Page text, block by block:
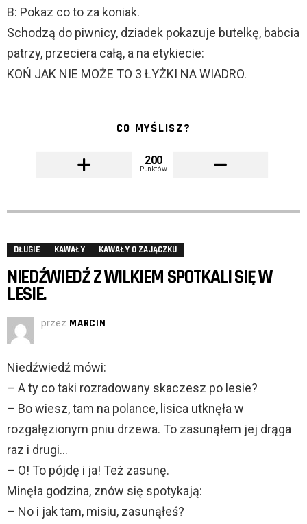
B: Pokaz co to za koniak.
Schodzą do piwnicy, dziadek pokazuje butelkę, babcia
patrzy, przeciera całą, a na etykiecie:
KOŃ JAK NIE MOŻE TO 3 ŁYŻKI NA WIADRO.
CO MYŚLISZ?
200
Punktów
DŁUGIE KAWAŁY KAWAŁY O ZAJĄCZKU
NIEDŹWIEDŹ Z WILKIEM SPOTKALI SIĘ W
LESIE.
przez MARCIN
Niedźwiedź mówi:
– A ty co taki rozradowany skaczesz po lesie?
– Bo wiesz, tam na polance, lisica utknęła w
rozgałęzionym pniu drzewa. To zasunąłem jej drąga
raz i drugi…
– O! To pójdę i ja! Też zasunę.
Minęła godzina, znów się spotykają:
– No i jak tam, misiu, zasunąłeś?